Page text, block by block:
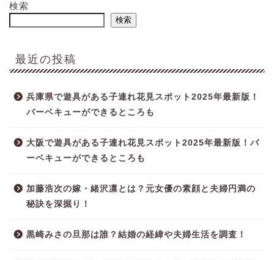
検索
検索
最近の投稿
兵庫県で遊具がある子連れ花見スポット2025年最新版！
バーベキューができるところも
大阪で遊具がある子連れ花見スポット2025年最新版！バ
ーベキューができるところも
加藤浩次の嫁・緒沢凛とは？元女優の素顔と夫婦円満の
秘訣を深掘り！
黒崎みさの旦那は誰？結婚の経緯や夫婦生活を調査！